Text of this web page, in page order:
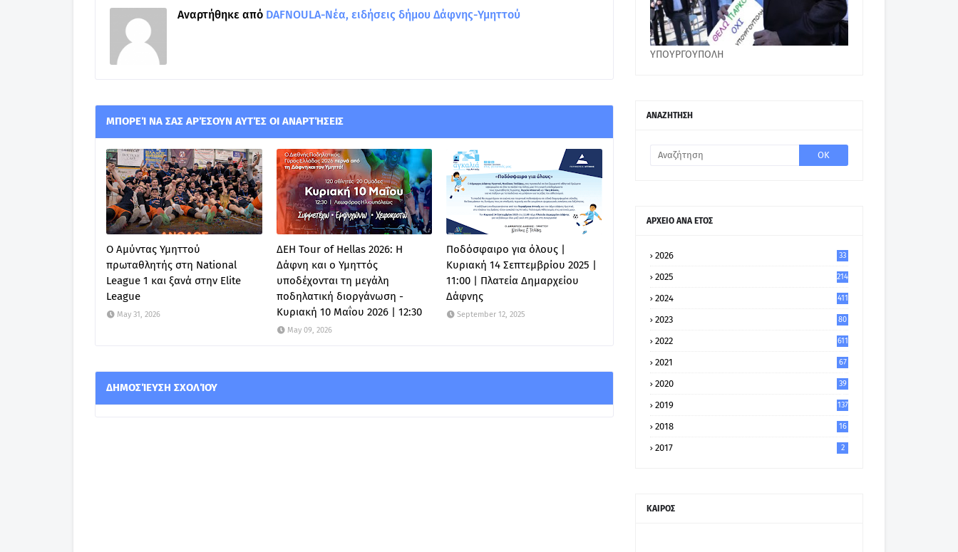
Αναρτήθηκε από DAFNOULA-Νέα, ειδήσεις δήμου Δάφνης-Υμηττού
ΜΠΟΡΕΊ ΝΑ ΣΑΣ ΑΡΈΣΟΥΝ ΑΥΤΈΣ ΟΙ ΑΝΑΡΤΉΣΕΙΣ
Ο Αμύντας Υμηττού
πρωταθλητής στη National
League 1 και ξανά στην Elite
League
May 31, 2026
ΔΕΗ Tour of Hellas 2026: Η
Δάφνη και ο Υμηττός
υποδέχονται τη μεγάλη
ποδηλατική διοργάνωση -
Κυριακή 10 Μαΐου 2026 | 12:30
May 09, 2026
Ποδόσφαιρο για όλους |
Κυριακή 14 Σεπτεμβρίου 2025 |
11:00 | Πλατεία Δημαρχείου
Δάφνης
September 12, 2025
ΔΗΜΟΣΊΕΥΣΗ ΣΧΟΛΊΟΥ
ΥΠΟΥΡΓΟΥΠΟΛΗ
ΑΝΑΖΗΤΗΣΗ
ΑΡΧΕΙΟ ΑΝΑ ΕΤΟΣ
2026 33
2025 214
2024 411
2023
80
2022 611
2021
67
2020
39
2019 137
2018 16
2017 2
ΚΑΙΡΟΣ